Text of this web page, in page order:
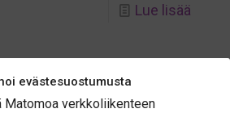
evästesuostumusta
Matomoa verkkoliikenteen
Lue lisää